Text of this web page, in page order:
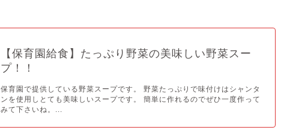
【保育園給食】たっぷり野菜の美味しい野菜スー
プ！！
保育園で提供している野菜スープです。 野菜たっぷりで味付けはシャンタ
ンを使用しとても美味しいスープです。 簡単に作れるのでぜひ一度作って
みて下さいね。...